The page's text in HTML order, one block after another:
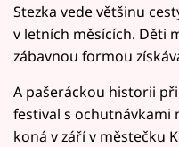
Stezka vede většinu
v letních měsících. Děti
zábavnou formou
A pašeráckou historii
festival s
koná v září v městečku